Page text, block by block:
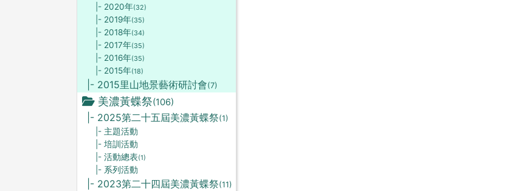
|- 2020年(32)
|- 2019年(35)
|- 2018年(34)
|- 2017年(35)
|- 2016年(35)
|- 2015年(18)
|- 2015里山地景藝術研討會(7)
美濃黃蝶祭(106)
|- 2025第二十五屆美濃黃蝶祭(1)
|- 主題活動
|- 培訓活動
|- 活動總表(1)
|- 系列活動
|- 2023第二十四屆美濃黃蝶祭(11)